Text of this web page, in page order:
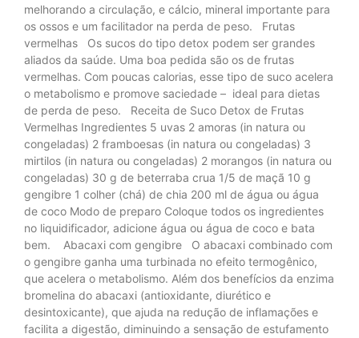
melhorando a circulação, e cálcio, mineral importante para
os ossos e um facilitador na perda de peso. Frutas
vermelhas Os sucos do tipo detox podem ser grandes
aliados da saúde. Uma boa pedida são os de frutas
vermelhas. Com poucas calorias, esse tipo de suco acelera
o metabolismo e promove saciedade – ideal para dietas
de perda de peso. Receita de Suco Detox de Frutas
Vermelhas Ingredientes 5 uvas 2 amoras (in natura ou
congeladas) 2 framboesas (in natura ou congeladas) 3
mirtilos (in natura ou congeladas) 2 morangos (in natura ou
congeladas) 30 g de beterraba crua 1/5 de maçã 10 g
gengibre 1 colher (chá) de chia 200 ml de água ou água
de coco Modo de preparo Coloque todos os ingredientes
no liquidificador, adicione água ou água de coco e bata
bem. Abacaxi com gengibre O abacaxi combinado com
o gengibre ganha uma turbinada no efeito termogênico,
que acelera o metabolismo. Além dos benefícios da enzima
bromelina do abacaxi (antioxidante, diurético e
desintoxicante), que ajuda na redução de inflamações e
facilita a digestão, diminuindo a sensação de estufamento